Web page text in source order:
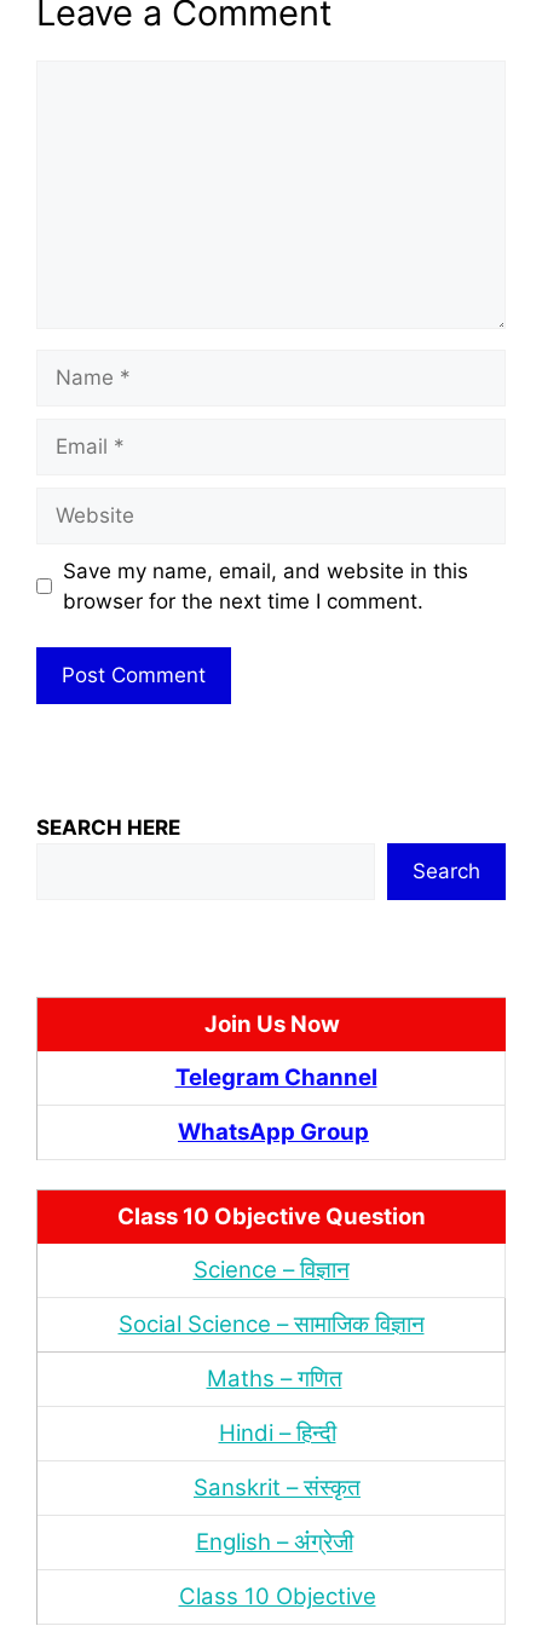
Leave a Comment
Save my name, email, and website in this
browser for the next time I comment.
SEARCH HERE
Search
Join Us Now
Telegram Channel
WhatsApp Group
Class 10 Objective Question
Science – विज्ञान
Social Science – सामाजिक विज्ञान
Maths – गणित
Hindi – हिन्‍दी
Sanskrit – संस्‍कृत
English – अंंग्रेजी
Class 10 Objective